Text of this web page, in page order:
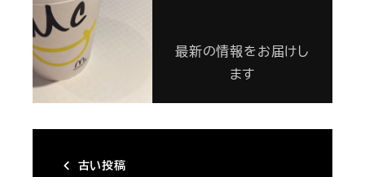
最新の情報をお届けし
ます
古い投稿